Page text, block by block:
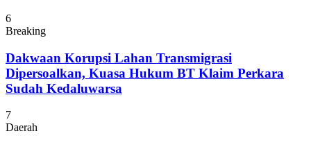
6
Breaking
Dakwaan Korupsi Lahan Transmigrasi
Dipersoalkan, Kuasa Hukum BT Klaim Perkara
Sudah Kedaluwarsa
7
Daerah